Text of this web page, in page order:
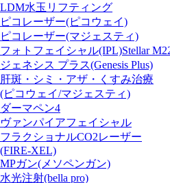
LDM水玉リフティング
ピコレーザー(ピコウェイ)
ピコレーザー(マジェスティ)
フォトフェイシャル(IPL)Stellar
ジェネシス プラス(Genesis Plus)
肝斑・シミ・アザ・くすみ治療
(ピコウェイ/マジェスティ)
ダーマペン4
ヴァンパイアフェイシャル
フラクショナルCO2レーザー
(FIRE-XEL)
MPガン(メソペンガン)
水光注射(bella pro)